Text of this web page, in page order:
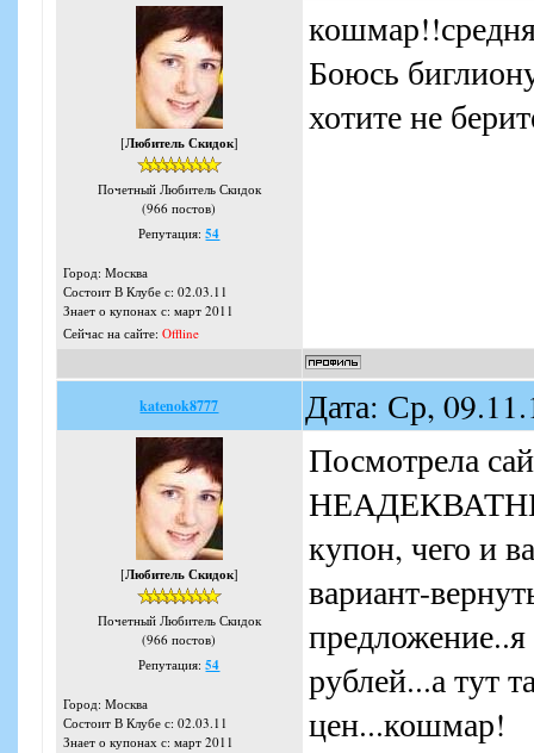
[Любитель Скидок]
Почетный Любитель Скидок
(966 постов)
Репутация:54
Город: Москва
Состоит В Клубе с: 02.03.11
Знает о купонах с: март 2011
Сейчас на сайте: Offline
Боюсь
хотите не
katenok8777 Дата: Ср,
[Любитель Скидок]
Почетный Любитель Скидок
(966 постов)
Репутация:54
Город: Москва
Состоит В Клубе с: 02.03.11
Знает о купонах с: март 2011
Посмотрела
купон, чего и
вариант-
рублей...а тут
цен...кошмар!